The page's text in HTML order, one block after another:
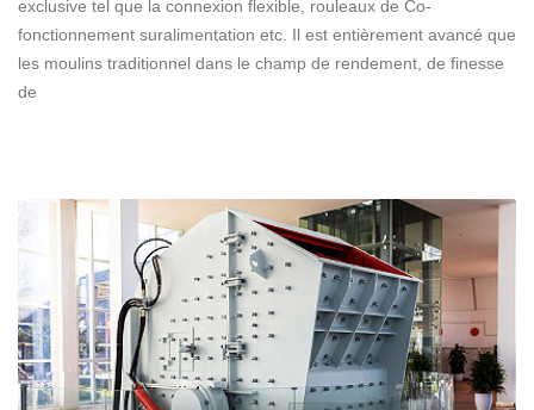
exclusive tel que la connexion flexible, rouleaux de Co-
fonctionnement suralimentation etc. Il est entièrement avancé que
les moulins traditionnel dans le champ de rendement, de finesse
de